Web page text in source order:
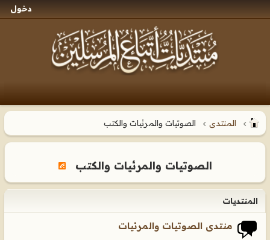
دخول
المنتدى الصوتيات والمرئيات والكتب
الصوتيات والمرئيات والكتب
المنتديات
منتدى الصوتيات والمرئيات